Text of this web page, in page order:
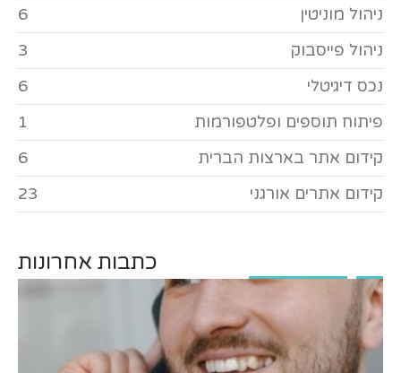
ניהול מוניטין
6
ניהול פייסבוק
3
נכס דיגיטלי
6
פיתוח תוספים ופלטפורמות
1
קידום אתר בארצות הברית
6
קידום אתרים אורגני
23
כתבות אחרונות